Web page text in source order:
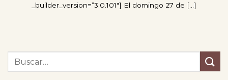
_builder_version=”3.0.101″] El domingo 27 de [...]